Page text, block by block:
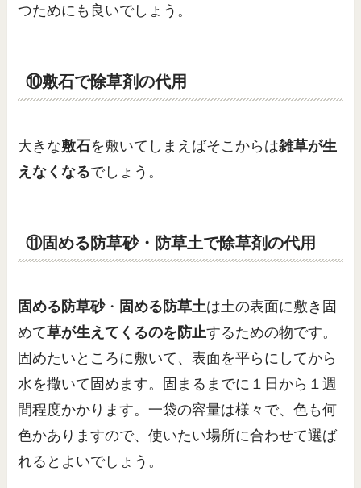
つためにも良いでしょう。
⑩敷石で除草剤の代用
大きな敷石を敷いてしまえばそこからは雑草が生
えなくなるでしょう。
⑪固める防草砂・防草土で除草剤の代用
固める防草砂・ 固める防草土は土の表面に敷き固
めて草が生えてくるのを防止するための物です。
固めたいところに敷いて、表面を平らにしてから
水を撒いて固めます。固まるまでに１日から１週
間程度かかります。一袋の容量は様々で、色も何
色かありますので、使いたい場所に合わせて選ば
れるとよいでしょう。